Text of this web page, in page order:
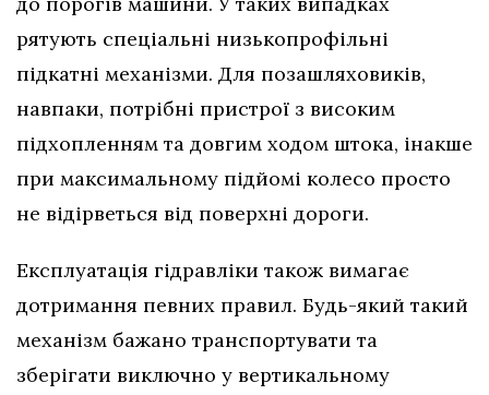
рятують спеціальні низькопрофільні
підкатні механізми. Для позашляховиків,
навпаки, потрібні пристрої з високим
підхопленням та довгим ходом штока, інакше
при максимальному підйомі колесо просто
не відірветься від поверхні дороги.
Експлуатація гідравліки також вимагає
дотримання певних правил. Будь-який такий
механізм бажано транспортувати та
зберігати виключно у вертикальному